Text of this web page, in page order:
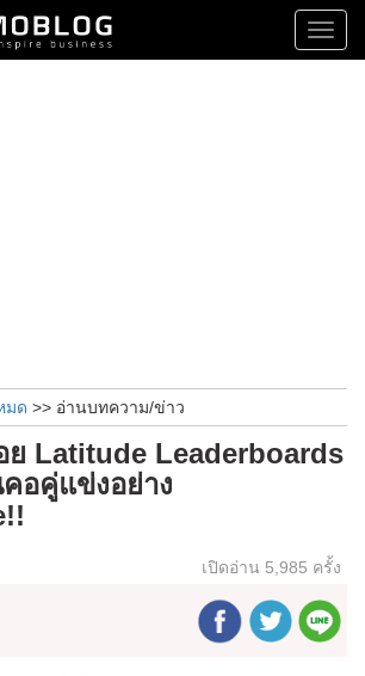
มด >> อ่านบทความ/ข่าว
Latitude Leaderboards
อคู่แข่งอย่าง
เปิดอ่าน 5,985 ครั้ง